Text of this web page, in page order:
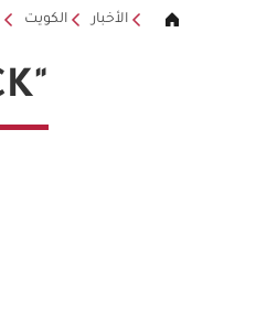
الأخبار الكويت
"PICK" يحصد جائزة مطعم السنة في الكويت